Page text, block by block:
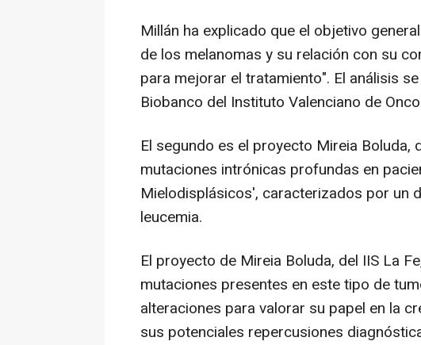
Millán ha explicado que el objetivo
de los melanomas y su relación con su
para mejorar el tratamiento". El análisis
Biobanco del Instituto Valenciano de
El segundo es el proyecto Mireia Boluda,
mutaciones intrónicas profundas en
Mielodisplásicos', caracterizados por un
leucemia.
El proyecto de Mireia Boluda, del IIS La
mutaciones presentes en este tipo de
alteraciones para valorar su papel en la
sus potenciales repercusiones